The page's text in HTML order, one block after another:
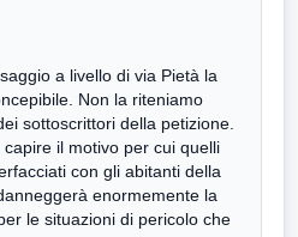
a livello di via Pietà la
Non la riteniamo
sottoscrittori della petizione.
capire il motivo per cui quelli
con gli abitanti della
enormemente la
le situazioni di pericolo che